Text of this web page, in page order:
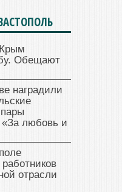
Обещают
наградили
любовь и
отрасли